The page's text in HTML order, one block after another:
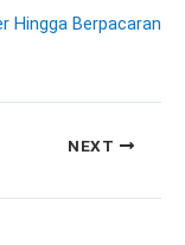
Hingga Berpacaran
NEXT